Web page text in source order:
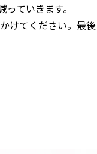
ていきます。
てください。最